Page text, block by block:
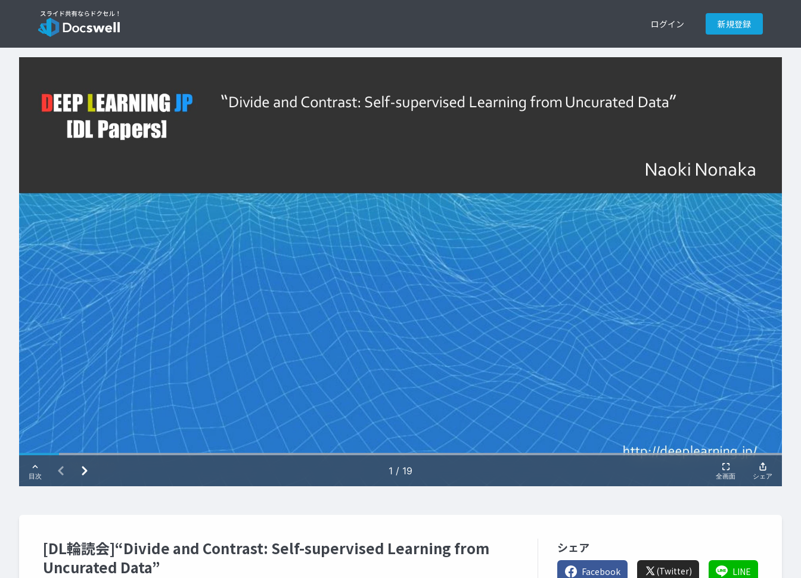
ログイン 新規登録
[DL輪読会]“Divide and Contrast: Self-supervised Learning from
Uncurated Data”
シェア
Facebook (Twitter) LINE